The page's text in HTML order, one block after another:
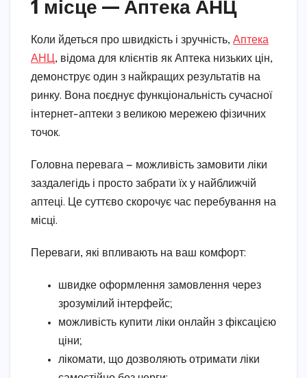
1 місце — Аптека АНЦ
Коли йдеться про швидкість і зручність, Аптека
АНЦ, відома для клієнтів як Аптека низьких цін,
демонструє один з найкращих результатів на
ринку. Вона поєднує функціональність сучасної
інтернет-аптеки з великою мережею фізичних
точок.
Головна перевага — можливість замовити ліки
заздалегідь і просто забрати їх у найближчій
аптеці. Це суттєво скорочує час перебування на
місці.
Переваги, які впливають на ваш комфорт:
швидке оформлення замовлення через
зрозумілий інтерфейс;
можливість купити ліки онлайн з фіксацією
ціни;
лікомати, що дозволяють отримати ліки